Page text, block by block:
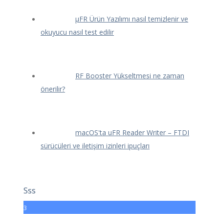
μFR Ürün Yazılımı nasıl temizlenir ve
okuyucu nasıl test edilir
RF Booster Yükseltmesi ne zaman
önerilir?
macOS'ta uFR Reader Writer – FTDI
sürücüleri ve iletişim izinleri ipuçları
Sss
3